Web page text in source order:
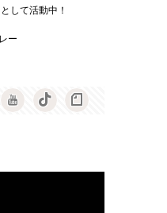
して活動中！
ー